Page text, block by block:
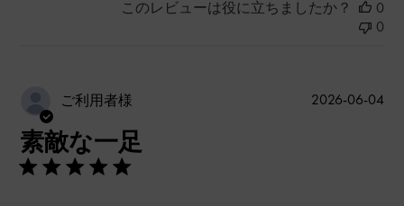
このレビューは役に立ちましたか？
0
0
ご利用者様
素敵な一足
公
2026-06-04